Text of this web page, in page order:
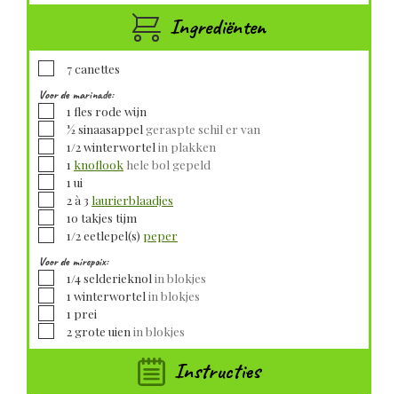
Ingrediënten
▢
7canettes
Voor de marinade:
▢1 fles rode wijn
▢
½sinaasappel geraspte schil er van
▢1/2winterwortel in plakken
▢1 knoflook hele bol gepeld
▢1 ui
▢
2 à 3 laurierblaadjes
▢
10 takjes tijm
▢1/2eetlepel(s) peper
Voor de mirepoix:
▢1/4selderieknol in blokjes
▢1 winterwortel in blokjes
▢1 prei
▢
2 grote uien in blokjes
Instructies